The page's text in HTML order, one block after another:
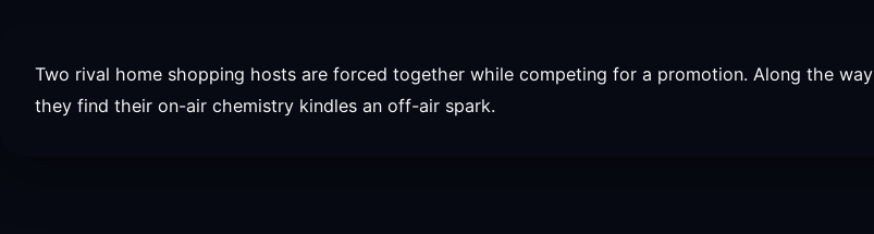
Two rival home shopping hosts are forced together while competing for a promotion. Along the way
they find their on-air chemistry kindles an off-air spark.